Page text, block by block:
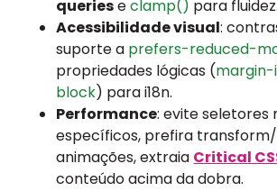
querieseclamp() para fluidez.
Acessibilidade visual:
suporte a prefers-reduced-
propriedades lógicas (margin-
block) para i18n.
Performance: evite seletores
específicos, prefira
animações, extraia Critical
conteúdo acima da dobra.